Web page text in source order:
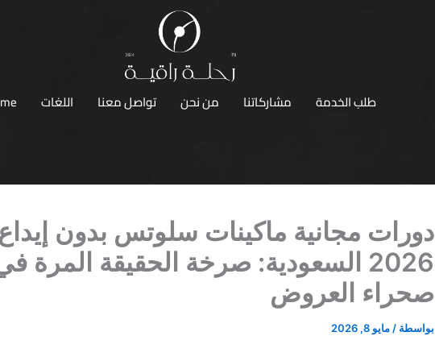
طلب الخدمة مشاركاتنا من نحن تواصل معنا اللغات
دورات مجانية ماكينات سلوتس بدون
2026 السعودية: صرخة الحقيقة المرة
صحراء العروض
بواسطة / مايو 8, 2026